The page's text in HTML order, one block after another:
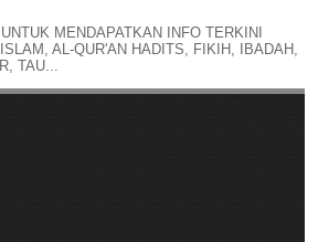
MENDAPATKAN INFO TERKINI
AL-QUR'AN HADITS, FIKIH, IBADAH,
TAU...